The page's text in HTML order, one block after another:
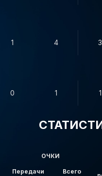
1 4 3
0 1 1
ОЧКИ
Передачи Всего